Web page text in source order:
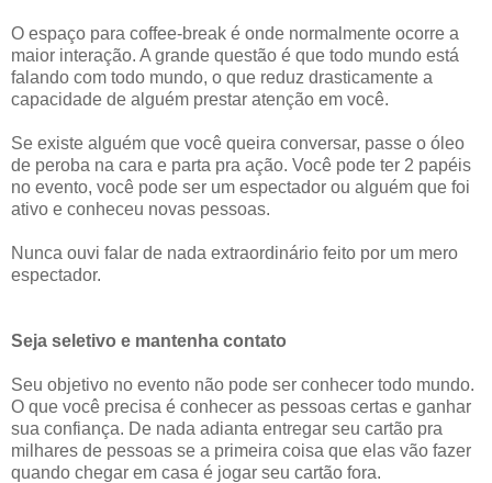
O espaço para coffee-break é onde normalmente ocorre a
maior interação. A grande questão é que todo mundo está
falando com todo mundo, o que reduz drasticamente a
capacidade de alguém prestar atenção em você.
Se existe alguém que você queira conversar, passe o óleo
de peroba na cara e parta pra ação. Você pode ter 2 papéis
no evento, você pode ser um espectador ou alguém que foi
ativo e conheceu novas pessoas.
Nunca ouvi falar de nada extraordinário feito por um mero
espectador.
Seja seletivo e mantenha contato
Seu objetivo no evento não pode ser conhecer todo mundo.
O que você precisa é conhecer as pessoas certas e ganhar
sua confiança. De nada adianta entregar seu cartão pra
milhares de pessoas se a primeira coisa que elas vão fazer
quando chegar em casa é jogar seu cartão fora.